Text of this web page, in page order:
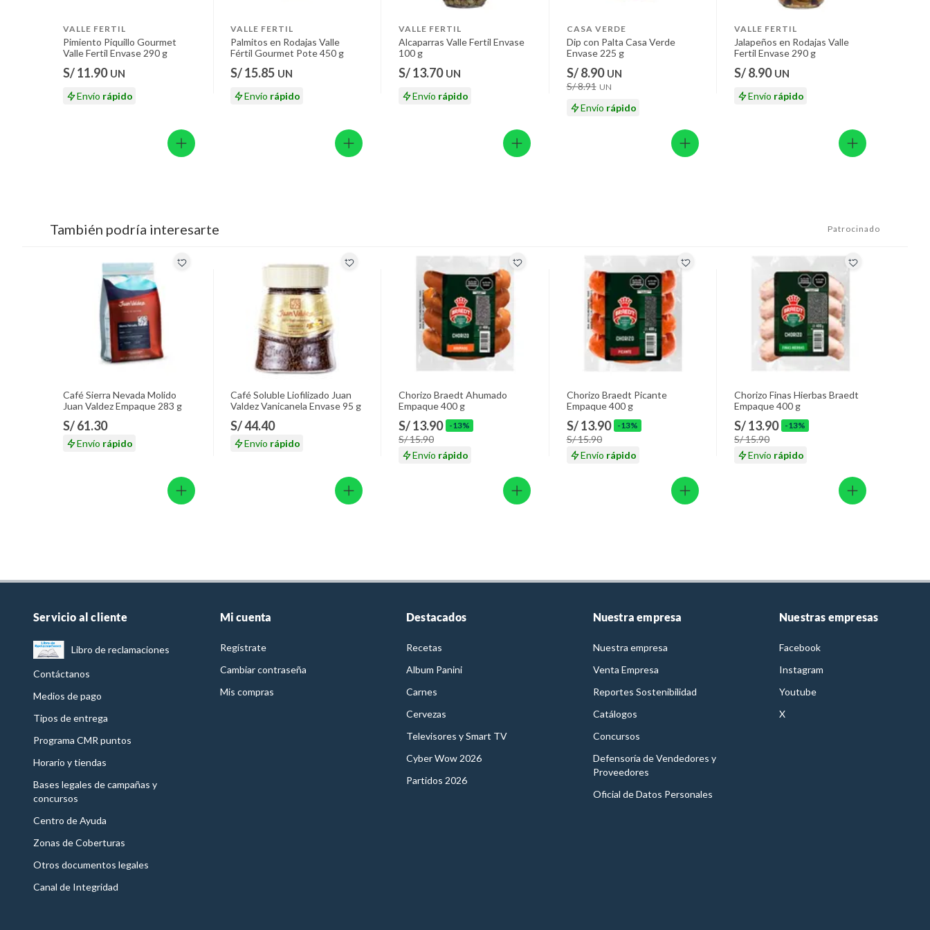
VALLE FERTIL
Pimiento Piquillo Gourmet
Valle Fertil Envase 290 g
S/ 11.90 UN
Envío rápido
VALLE FERTIL
Palmitos en Rodajas Valle
Fértil Gourmet Pote 450 g
S/ 15.85 UN
Envío rápido
VALLE FERTIL
Alcaparras Valle Fertil Envase
100 g
S/ 13.70 UN
Envío rápido
CASA VERDE
Dip con Palta Casa Verde
Envase 225 g
S/ 8.90 UN
S/ 8.91 UN
Envío rápido
VALLE FERTIL
Jalapeños en Rodajas Valle
Fertil Envase 290 g
S/ 8.90 UN
Envío rápido
También podría interesarte Patrocinado
Café Sierra Nevada Molido
Juan Valdez Empaque 283 g
S/ 61.30
Envío rápido
Café Soluble Liofilizado Juan
Valdez Vanicanela Envase 95 g
S/ 44.40
Envío rápido
Chorizo Braedt Ahumado
Empaque 400 g
S/ 13.90 -13%
S/ 15.90
Envío rápido
Chorizo Braedt Picante
Empaque 400 g
S/ 13.90 -13%
S/ 15.90
Envío rápido
Chorizo Finas Hierbas Braedt
Empaque 400 g
S/ 13.90 -13%
S/ 15.90
Envío rápido
Servicio al cliente
Libro de reclamaciones
Contáctanos
Medios de pago
Tipos de entrega
Programa CMR puntos
Horario y tiendas
Bases legales de campañas y
concursos
Centro de Ayuda
Zonas de Coberturas
Otros documentos legales
Canal de Integridad
Mi cuenta
Regístrate
Cambiar contraseña
Mis compras
Destacados
Recetas
Album Panini
Carnes
Cervezas
Televisores y Smart TV
Cyber Wow 2026
Partidos 2026
Nuestra empresa
Nuestra empresa
Venta Empresa
Reportes Sostenibilidad
Catálogos
Concursos
Defensoría de Vendedores y
Proveedores
Oficial de Datos Personales
Nuestras empresas
Facebook
Instagram
Youtube
X